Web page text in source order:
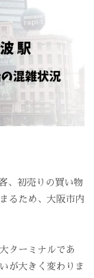
、初売りの買い物
るため、大阪市内
ターミナルであ
が大きく変わりま